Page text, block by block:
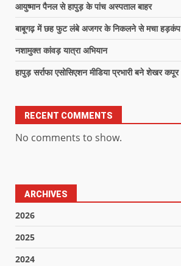
आयुष्मान पैनल से हापुड़ के पांच अस्पताल बाहर
बाबूगढ़ में छह फुट लंबे अजगर के निकलने से मचा हड़कंप
नशामुक्त कांवड़ यात्रा अभियान
हापुड़ सर्राफा एसोसिएशन मीडिया प्रभारी बने शेखर कपूर
RECENT COMMENTS
No comments to show.
ARCHIVES
2026
2025
2024